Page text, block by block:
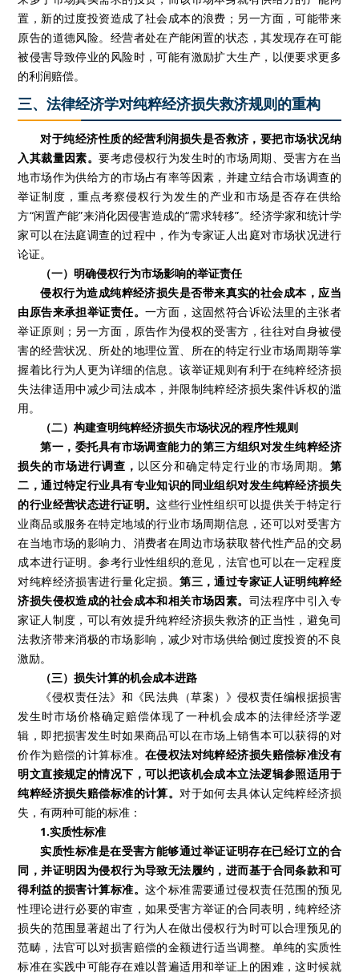
置，新的过度投资造成了社会成本的浪费；另一方面，可能带来
原告的道德风险。经营者处在产能闲置的状态，其发现存在可能
被侵害导致停业的风险时，可能有激励扩大生产，以便要求更多
的利润赔偿。
三、法律经济学对纯粹经济损失救济规则的重构
对于纯经济性质的经营利润损失是否救济，要把市场状况纳
入其裁量因素。要考虑侵权行为发生时的市场周期、受害方在当
地市场作为供给方的市场占有率等因素，并建立结合市场调查的
举证制度，重点考察侵权行为发生的产业和市场是否存在供给
方“闲置产能”来消化因侵害造成的“需求转移”。经济学家和统计学
家可以在法庭调查的过程中，作为专家证人出庭对市场状况进行
论证。
（一）明确侵权行为市场影响的举证责任
侵权行为造成纯粹经济损失是否带来真实的社会成本，应当
由原告来承担举证责任。 一方面，这固然符合诉讼法里的主张者
举证原则；另一方面，原告作为侵权的受害方，往往对自身被侵
害的经营状况、所处的地理位置、所在的特定行业市场周期等掌
握着比行为人更为详细的信息。该举证规则有利于在纯粹经济损
失法律适用中减少司法成本，并限制纯粹经济损失案件诉权的滥
用。
（二）构建查明纯粹经济损失市场状况的程序性规则
第一，委托具有市场调查能力的第三方组织对发生纯粹经济
损失的市场进行调查， 以区分和确定特定行业的市场周期。 第
二，通过特定行业具有专业知识的同业组织对发生纯粹经济损失
的行业经营状态进行证明。这些行业性组织可以提供关于特定行
业商品或服务在特定地域的行业市场周期信息，还可以对受害方
在当地市场的影响力、消费者在周边市场获取替代性产品的交易
成本进行证明。参考行业性组织的意见，法官也可以在一定程度
对纯粹经济损害进行量化定损。第三，通过专家证人证明纯粹经
济损失侵权造成的社会成本和相关市场因素。 司法程序中引入专
家证人制度，可以有效提升纯粹经济损失救济的正当性，避免司
法救济带来消极的市场影响，减少对市场供给侧过度投资的不良
激励。
（三）损失计算的机会成本进路
《侵权责任法》和《民法典（草案）》侵权责任编根据损害
发生时市场价格确定赔偿体现了一种机会成本的法律经济学逻
辑，即把损害发生时如果商品可以在市场上销售本可以获得的对
价作为赔偿的计算标准。 在侵权法对纯粹经济损失赔偿标准没有
明文直接规定的情况下，可以把该机会成本立法逻辑参照适用于
纯粹经济损失赔偿标准的计算。对于如何去具体认定纯粹经济损
失，有两种可能的标准：
1.实质性标准
实质性标准是在受害方能够通过举证证明存在已经订立的合
同，并证明因为侵权行为导致无法履约，进而基于合同条款和可
得利益的损害计算标准。 这个标准需要通过侵权责任范围的预见
性理论进行必要的审查，如果受害方举证的合同表明，纯粹经济
损失的范围显著超出了行为人在做出侵权行为时可以合理预见的
范畴，法官可以对损害赔偿的金额进行适当调整。单纯的实质性
标准在实践中可能存在难以普遍适用和举证上的困难，这时候就